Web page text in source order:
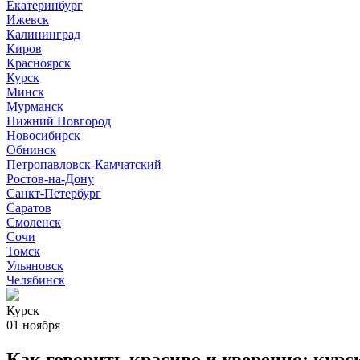
Екатеринбург
Ижевск
Калининград
Киров
Красноярск
Курск
Минск
Мурманск
Нижний Новгород
Новосибирск
Обнинск
Петропавловск-Камчатский
Ростов-на-Дону
Санкт-Петербург
Саратов
Смоленск
Сочи
Томск
Ульяновск
Челябинск
Курск
01 ноября